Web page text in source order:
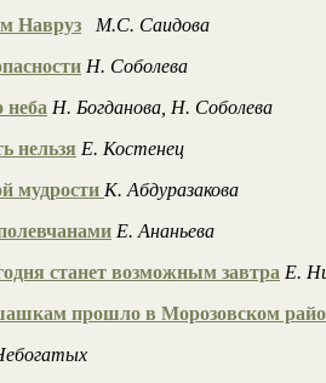
Навруз
М.С. Саидова
Н. Соболева
неба Н. Богданова, Н. Соболева
нельзя Е. Костенец
мудрости К. Абдуразакова
Е. Ананьева
станет возможным завтра Е.
прошло в Морозовском